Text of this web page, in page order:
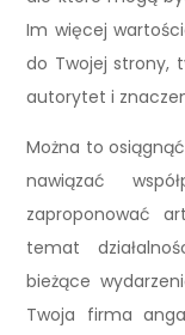
Im więcej
do Twojej strony,
autorytet i
Można to
nawiązać
zaproponować
temat
bieżące
Twoja firma